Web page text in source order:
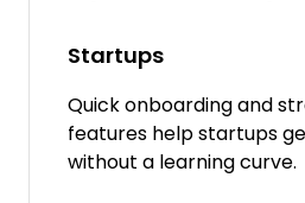
Startups
Quick onboarding and
features help startups
without a learning curve.